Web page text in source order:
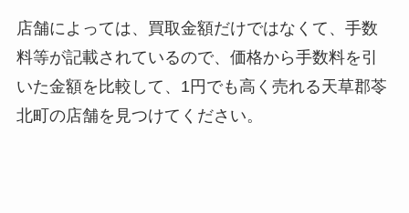
店舗によっては、買取金額だけではなくて、手数
料等が記載されているので、価格から手数料を引
いた金額を比較して、1円でも高く売れる天草郡苓
北町の店舗を見つけてください。